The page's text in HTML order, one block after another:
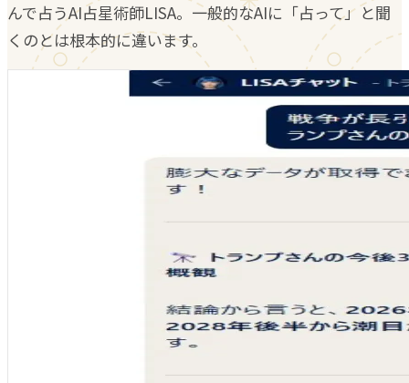
んで占うAI占星術師LISA。一般的なAIに「占って」と聞
くのとは根本的に違います。